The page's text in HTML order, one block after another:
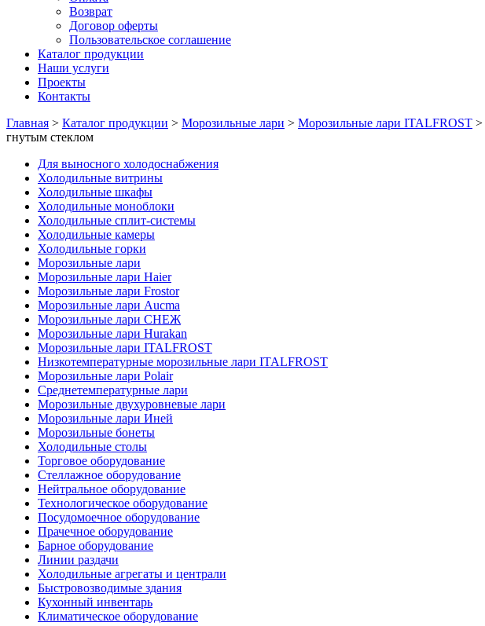
Возврат
Договор оферты
Пользовательское соглашение
Каталог продукции
Наши услуги
Проекты
Контакты
Главная > Каталог продукции > Морозильные лари > Морозильные лари ITALFROST >
гнутым стеклом
Для выносного холодоснабжения
Холодильные витрины
Холодильные шкафы
Холодильные моноблоки
Холодильные сплит-системы
Холодильные камеры
Холодильные горки
Морозильные лари
Морозильные лари Haier
Морозильные лари Frostor
Морозильные лари Aucma
Морозильные лари СНЕЖ
Морозильные лари Hurakan
Морозильные лари ITALFROST
Низкотемпературные морозильные лари ITALFROST
Морозильные лари Polair
Среднетемпературные лари
Морозильные двухуровневые лари
Морозильные лари Иней
Морозильные бонеты
Холодильные столы
Торговое оборудование
Стеллажное оборудование
Нейтральное оборудование
Технологическое оборудование
Посудомоечное оборудование
Прачечное оборудование
Барное оборудование
Линии раздачи
Холодильные агрегаты и централи
Быстровозводимые здания
Кухонный инвентарь
Климатическое оборудование